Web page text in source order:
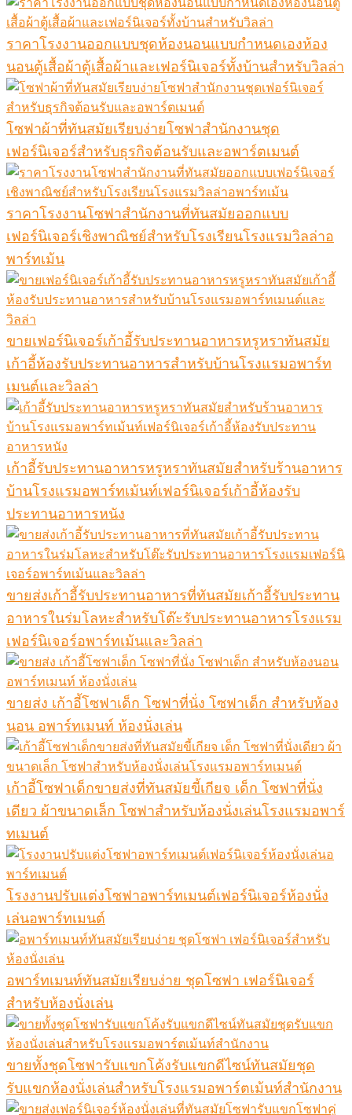
ราคาโรงงานออกแบบชุดห้องนอนแบบกำหนดเองห้อง
นอนตู้เสื้อผ้าตู้เสื้อผ้าและเฟอร์นิเจอร์ทั้งบ้านสำหรับวิลล่า
โซฟาผ้าที่ทันสมัยเรียบง่ายโซฟาสำนักงานชุด
เฟอร์นิเจอร์สำหรับธุรกิจต้อนรับและอพาร์ตเมนต์
ราคาโรงงานโซฟาสำนักงานที่ทันสมัยออกแบบ
เฟอร์นิเจอร์เชิงพาณิชย์สำหรับโรงเรียนโรงแรมวิลล่าอ
พาร์ทเม้น
ขายเฟอร์นิเจอร์เก้าอี้รับประทานอาหารหรูหราทันสมัย
เก้าอี้ห้องรับประทานอาหารสำหรับบ้านโรงแรมอพาร์ท
เมนต์และวิลล่า
เก้าอี้รับประทานอาหารหรูหราทันสมัยสำหรับร้านอาหาร
บ้านโรงแรมอพาร์ทเม้นท์เฟอร์นิเจอร์เก้าอี้ห้องรับ
ประทานอาหารหนัง
ขายส่งเก้าอี้รับประทานอาหารที่ทันสมัยเก้าอี้รับประทาน
อาหารในร่มโลหะสำหรับโต๊ะรับประทานอาหารโรงแรม
เฟอร์นิเจอร์อพาร์ทเม้นและวิลล่า
ขายส่ง เก้าอี้โซฟาเด็ก โซฟาที่นั่ง โซฟาเด็ก สำหรับห้อง
นอน อพาร์ทเมนท์ ห้องนั่งเล่น
เก้าอี้โซฟาเด็กขายส่งที่ทันสมัยขี้เกียจ เด็ก โซฟาที่นั่ง
เดียว ผ้าขนาดเล็ก โซฟาสำหรับห้องนั่งเล่นโรงแรมอพาร์
ทเมนต์
โรงงานปรับแต่งโซฟาอพาร์ทเมนต์เฟอร์นิเจอร์ห้องนั่ง
เล่นอพาร์ทเมนต์
อพาร์ทเมนท์ทันสมัยเรียบง่าย ชุดโซฟา เฟอร์นิเจอร์
สำหรับห้องนั่งเล่น
ขายทั้งชุดโซฟารับแขกโค้งรับแขกดีไซน์ทันสมัยชุด
รับแขกห้องนั่งเล่นสำหรับโรงแรมอพาร์ตเม้นท์สำนักงาน